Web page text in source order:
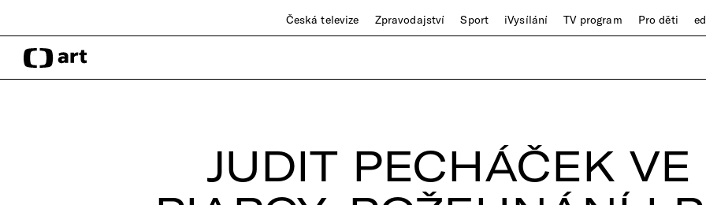
Česká televize Zpravodajství Sport iVysílání TV program Pro děti
JUDIT PECHÁČEK